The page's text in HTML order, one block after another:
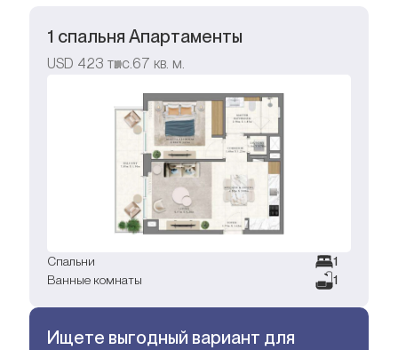
1 спальня Апартаменты
USD 423 тыс.67 кв. м.
Спальни
1
Ванные комнаты
1
Ищете выгодный вариант для